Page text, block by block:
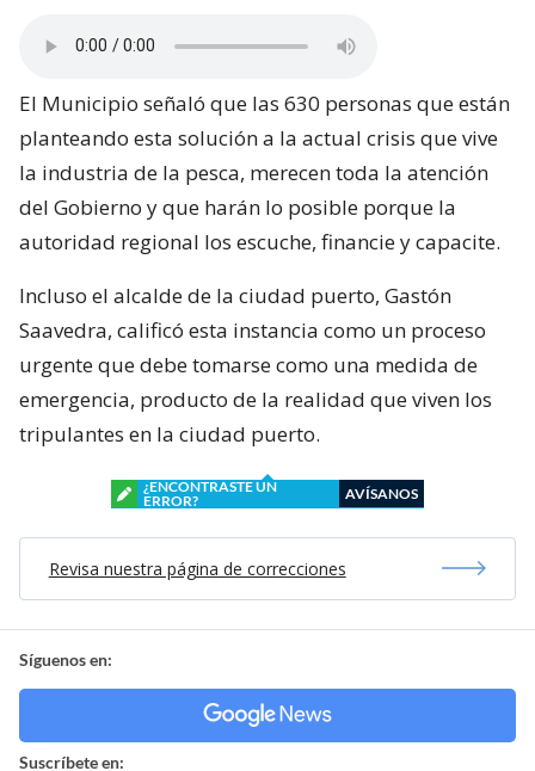
El Municipio señaló que las 630 personas que están
planteando esta solución a la actual crisis que vive
la industria de la pesca, merecen toda la atención
del Gobierno y que harán lo posible porque la
autoridad regional los escuche, financie y capacite.
Incluso el alcalde de la ciudad puerto, Gastón
Saavedra, calificó esta instancia como un proceso
urgente que debe tomarse como una medida de
emergencia, producto de la realidad que viven los
tripulantes en la ciudad puerto.
¿ENCONTRASTE UN
ERROR?
AVÍSANOS
Revisa nuestra página de correcciones
Síguenos en:
Suscríbete en: